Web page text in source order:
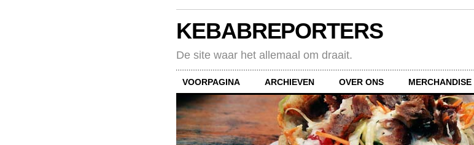
KEBABREPORTERS
De site waar het allemaal om draait.
VOORPAGINA ARCHIEVEN OVER ONS MERCHANDISE